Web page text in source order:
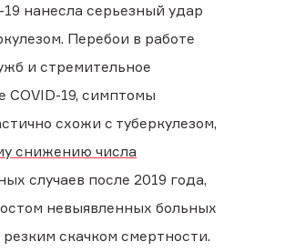
нанесла серьезный удар
Перебои в работе
и стремительное
COVID-19, симптомы
схожи с туберкулезом,
снижению числа
случаев после 2019 года,
невыявленных больных
резким скачком смертности.